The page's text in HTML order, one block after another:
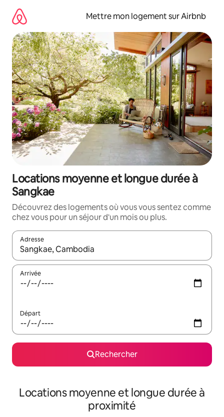
directement
contenu
Mettre mon logement sur Airbnb
Locations moyenne et longue durée à
Sangkae
Découvrez des logements où vous vous sentez comme
chez vous pour un séjour d'un mois ou plus.
Adresse
Lorsque les résultats s'affichent, utilisez les flèches vers le
Arrivée
Départ
Rechercher
Locations moyenne et longue durée à
proximité